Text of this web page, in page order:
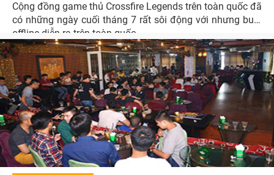
Cộng đồng game thủ Crossfire Legends trên toàn quốc đã
có những ngày cuối tháng 7 rất sôi động với nhưng buổi
offline diễn ra trên toàn quốc.